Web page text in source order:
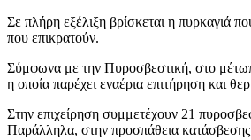
Σε πλήρη εξέλιξη βρίσκεται η πυρκαγιά
που επικρατούν.
Σύμφωνα με την Πυροσβεστική, στο
η οποία παρέχει εναέρια επιτήρηση και
Στην επιχείρηση συμμετέχουν 21
Παράλληλα, στην προσπάθεια κατάσβεσης